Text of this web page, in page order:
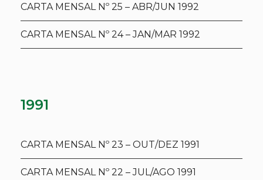
CARTA MENSAL Nº 25 – ABR/JUN 1992
CARTA MENSAL Nº 24 – JAN/MAR 1992
1991
CARTA MENSAL Nº 23 – OUT/DEZ 1991
CARTA MENSAL Nº 22 – JUL/AGO 1991